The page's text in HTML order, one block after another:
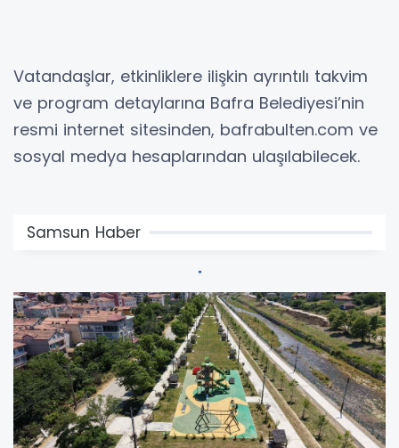
Vatandaşlar, etkinliklere ilişkin ayrıntılı takvim
ve program detaylarına Bafra Belediyesi’nin
resmi internet sitesinden, bafrabulten.com ve
sosyal medya hesaplarından ulaşılabilecek.
Samsun Haber